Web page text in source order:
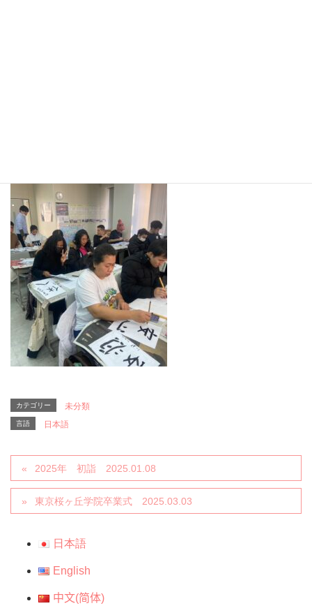
カテゴリー 未分類
言語 日本語
2025年 初詣 2025.01.08
東京桜ヶ丘学院卒業式 2025.03.03
日本語
English
中文(简体)